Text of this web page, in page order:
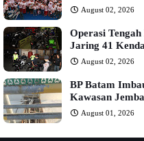
August 02, 2026
Operasi
Jaring 41
August 02, 2026
BP Batam
Kawasan
August 01, 2026